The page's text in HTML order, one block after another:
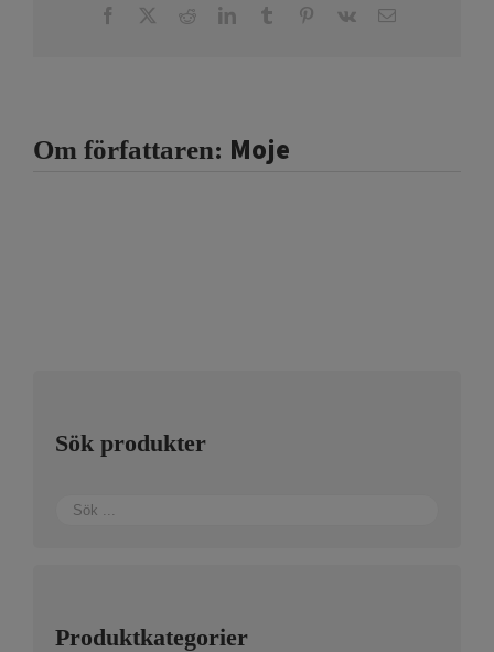
Facebook RedditLinkedInTumblr Pinterest
Vk E-
Om författaren: Moje
Sök produkter
Produktkategorier